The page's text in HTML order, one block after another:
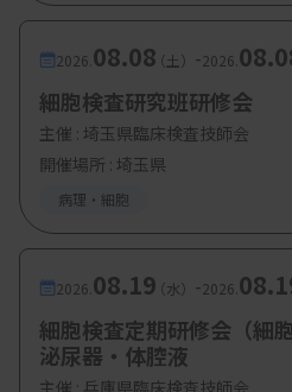
2026. 08.08（土） -2026.
細胞検査研究班研修会
主催 : 埼玉県臨床検査技師会
開催場所 : 埼玉県
病理・細胞
2026. 08.19（水） -2026.
細胞検査定期研修会（細
泌尿器・体腔液
主催 : 兵庫県臨床検査技師会